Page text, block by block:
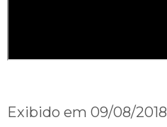
Exibido em 09/08/2018